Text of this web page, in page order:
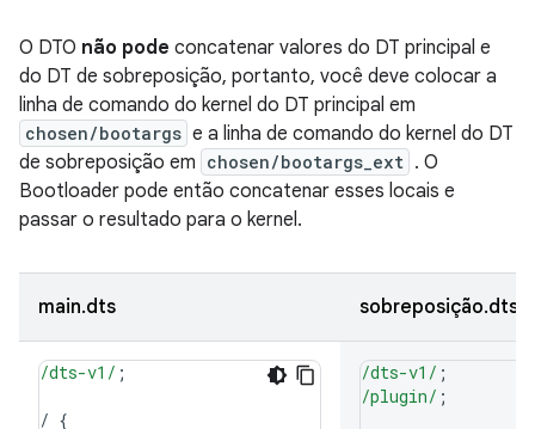
O DTO não pode concatenar valores do DT principal e
do DT de sobreposição, portanto, você deve colocar a
linha de comando do kernel do DT principal em
chosen/bootargs e a linha de comando do kernel do DT
de sobreposição em chosen/bootargs_ext . O
Bootloader pode então concatenar esses locais e
passar o resultado para o kernel.
main.dts sobreposição.dts
/dts-v1/ ;
/ {
/dts-v1/ ;
/plugin/ ;